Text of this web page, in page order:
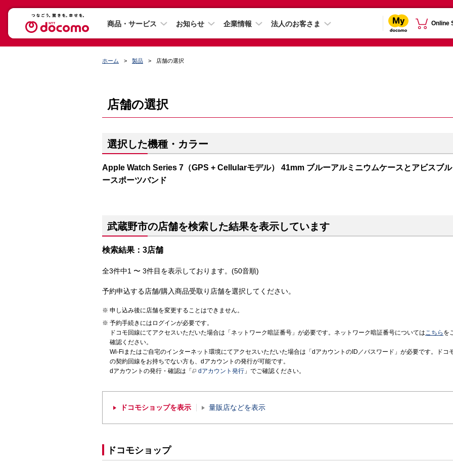
商品・サービス お知らせ 企業情報 法人のお客さま Online
ホーム 製品 店舗の選択
店舗の選択
選択した機種・カラー
Apple Watch Series 7（GPS + Cellularモデル） 41mm ブルーアルミニウムケースとアビスブル
ースポーツバンド
武蔵野市の店舗を検索した結果を表示しています
検索結果：3店舗
全3件中1 〜 3件目を表示しております。(50音順)
予約申込する店舗/購入商品受取り店舗を選択してください。
申し込み後に店舗を変更することはできません。
予約手続きにはログインが必要です。
ドコモ回線にてアクセスいただいた場合は「ネットワーク暗証番号」が必要です。ネットワーク暗証番号についてはこちら を
確認ください。
Wi-Fiまたはご自宅のインターネット環境にてアクセスいただいた場合は「dアカウントのID／パスワード」が必要です。ドコ
の契約回線をお持ちでない方も、dアカウントの発行が可能です。
dアカウントの発行・確認は「
dアカウント発行 」でご確認ください。
ドコモショップを表示 量販店などを表示
ドコモショップ